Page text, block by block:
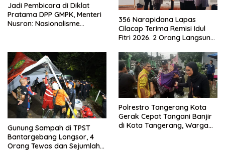
Jadi Pembicara di Diklat
Pratama DPP GMPK, Menteri
Nusron: Nasionalisme
356 Narapidana Lapas
Cilacap Terima Remisi Idul
Fitri 2026. 2 Orang Langsung
Gunung Sampah di TPST
Bantargebang Longsor, 4
Orang Tewas dan Sejumlah
Polrestro Tangerang Kota
Gerak Cepat Tangani Banjir
di Kota Tangerang, Warga